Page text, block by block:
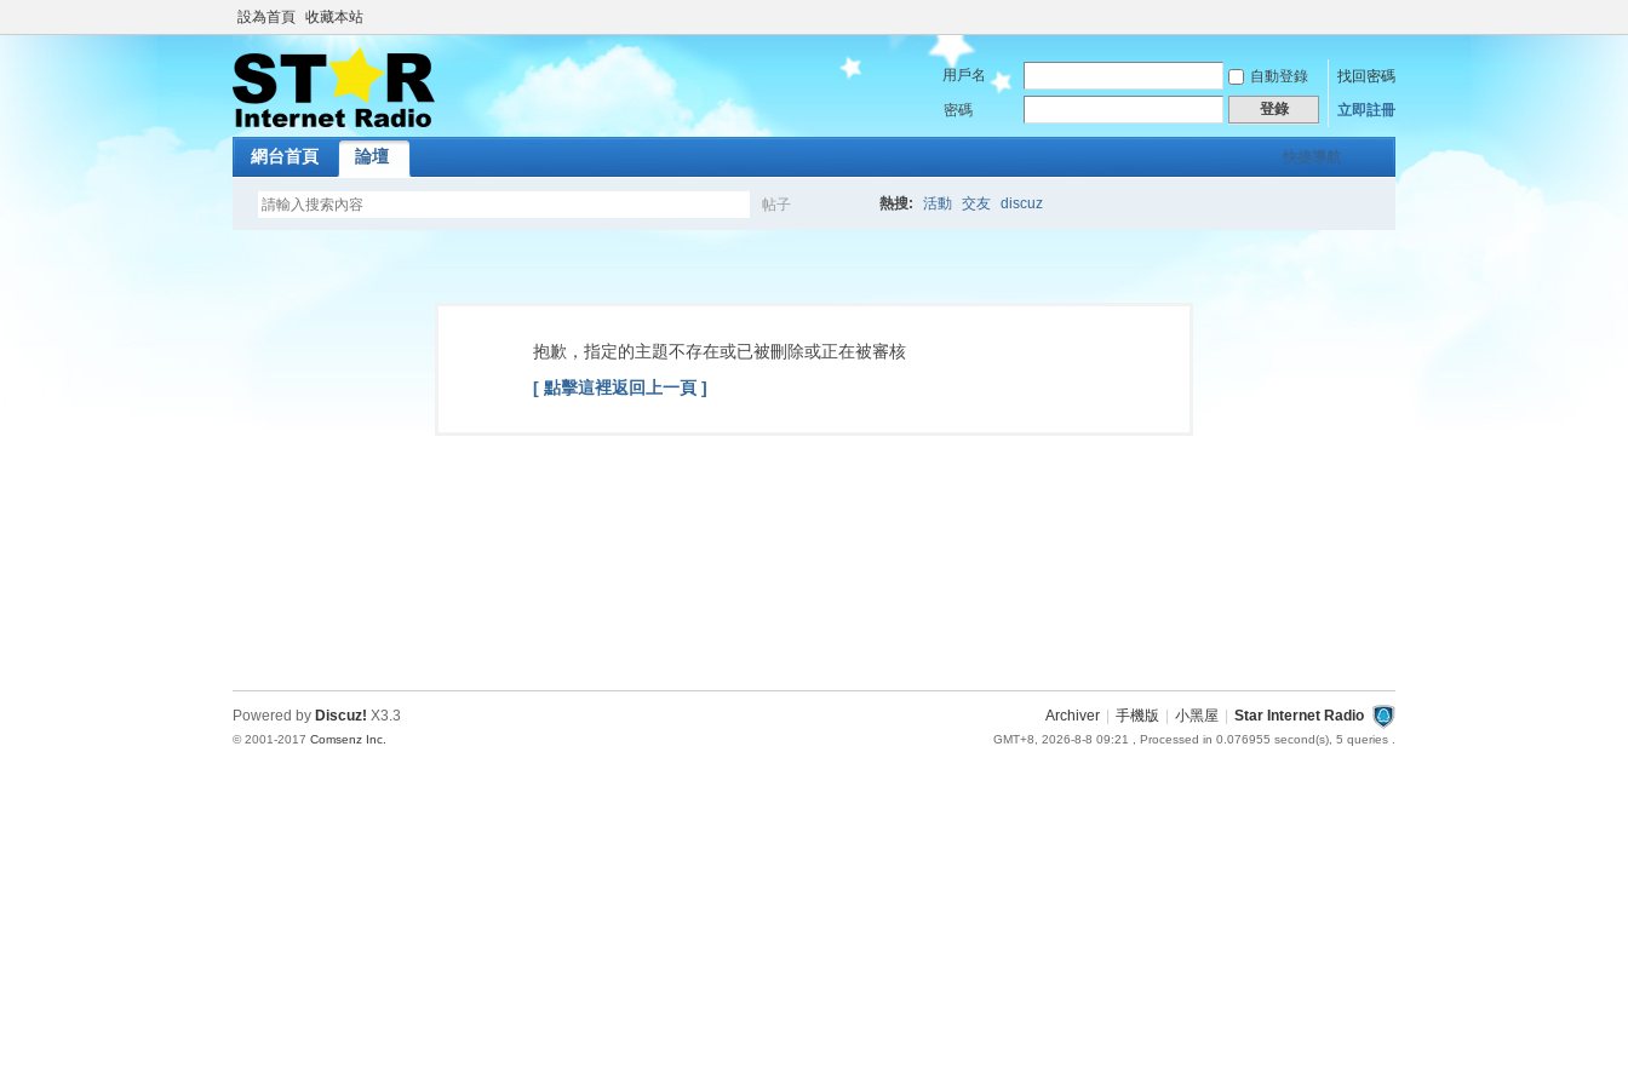
設為首頁 收藏本站
用戶名 自動登錄
找回密碼
密碼
登錄 立即註冊
快捷導航
網台首頁 論壇
帖子
索
熱搜: 活動 交友 discuz
抱歉，指定的主題不存在或已被刪除或正在被審核
[ 點擊這裡返回上一頁 ]
Archiver 手機版 小黑屋 Star Internet Radio
GMT+8, 2026-8-8 09:21 , Processed in 0.076955 second(s), 5 queries .
Powered by Discuz! X3.3
© 2001-2017 Comsenz Inc.